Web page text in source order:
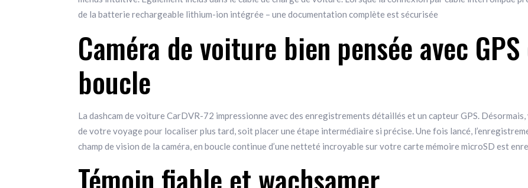
de la batterie rechargeable lithium-ion intégrée – une documentation complète est sécurisée
Caméra de voiture bien pensée avec
boucle
La dashcam de voiture CarDVR-72 impressionne avec des enregistrements détaillés et un capteur GPS.
de votre voyage pour localiser plus tard, soit placer une étape intermédiaire si précise. Une fois lancé,
champ de vision de la caméra, en boucle continue d’une netteté incroyable sur votre carte mémoire microSD est
Témoin fiable et wachsamer